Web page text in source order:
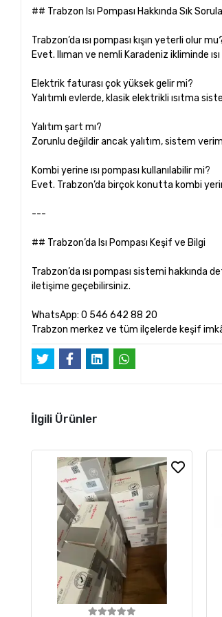
## Trabzon Isı Pompası Hakkında Sık
Trabzon’da ısı pompası kışın yeterli olur
Evet. Ilıman ve nemli Karadeniz ikliminde
Elektrik faturası çok yüksek gelir mi?
Yalıtımlı evlerde, klasik elektrikli ısıtma
Yalıtım şart mı?
Zorunlu değildir ancak yalıtım, sistem
Kombi yerine ısı pompası kullanılabilir mi?
Evet. Trabzon’da birçok konutta kombi
---
## Trabzon’da Isı Pompası Keşif ve Bilgi
Trabzon’da ısı pompası sistemi
iletişime geçebilirsiniz.
WhatsApp: 0 546 642 88 20
Trabzon merkez ve tüm ilçelerde keşif
İlgili Ürünler